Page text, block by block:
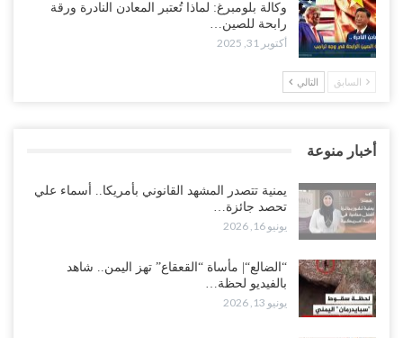
وكالة بلومبرغ: لماذا تُعتبر المعادن النادرة ورقة
رابحة للصين…
أكتوبر 31, 2025
السابق التالي
أخبار منوعة
يمنية تتصدر المشهد القانوني بأمريكا.. أسماء علي
تحصد جائزة…
يونيو 16, 2026
“الضالع“| مأساة “القعقاع” تهز اليمن.. شاهد
بالفيديو لحظة…
يونيو 13, 2026